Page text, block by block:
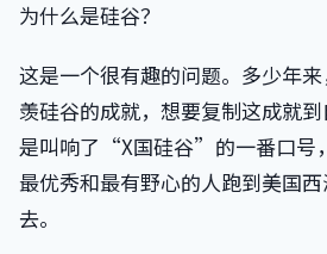
为什么是硅谷？
这是一个很有趣的问题。多少年
羡硅谷的成就，想要复制这成就
是叫响了“X国硅谷”的一番口号
最优秀和最有野心的人跑到美国
去。